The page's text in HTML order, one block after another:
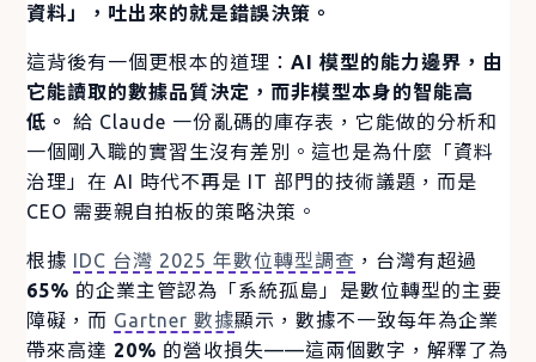
資料」，吐出來的就是錯誤決策。
這背後有一個更根本的道理：AI 模型的能力邊界，由
它能讀取的數據品質決定，而非模型本身的智能高
低。
給 Claude 一份亂碼的庫存表，它能做的分析和
一個剛入職的實習生沒有差別。這也是為什麼「資料
治理」在 AI 時代不再是 IT 部門的技術議題，而是
CEO 需要親自拍板的策略決策。
根據 IDC 台灣 2025 年數位轉型調查 ，台灣有超過
65% 的企業主管認為「系統孤島」是數位轉型的主要
障礙，而 Gartner 數據顯示，數據不一致每年為企業
帶來高達 20% 的營收損失——這兩個數字，解釋了為